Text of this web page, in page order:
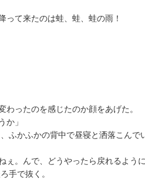
て来たのは蛙、蛙、蛙の雨！
ったのを感じたのか顔をあげた。
か」
ふかふかの背中で昼寝と洒落こんで
ぇ。んで、どうやったら戻れるよう
手で抜く。